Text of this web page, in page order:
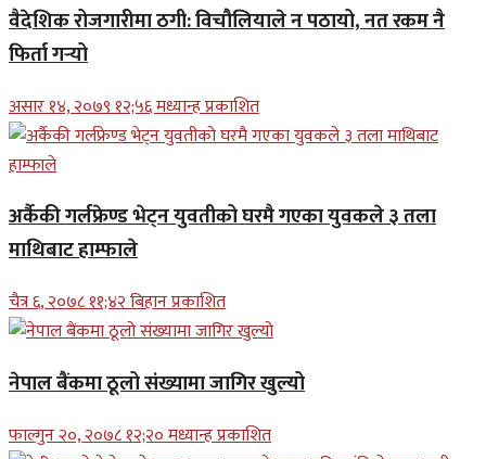
वैदेशिक रोजगारीमा ठगी: विचौलियाले न पठायो, नत रकम नै
फिर्ता गर्‍यो
असार १४, २०७९ १२;५६ मध्यान्ह प्रकाशित
अर्कैकी गर्लफ्रेण्ड भेट्न युवतीको घरमै गएका युवकले ३ तला
माथिबाट हाम्फाले
चैत्र ६, २०७८ ११;४२ बिहान प्रकाशित
नेपाल बैंकमा ठूलो संख्यामा जागिर खुल्यो
फाल्गुन २०, २०७८ १२;२० मध्यान्ह प्रकाशित